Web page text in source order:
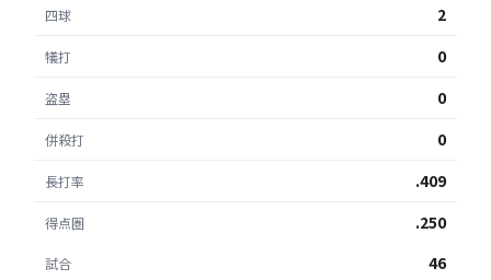
四球 2
犠打 0
盗塁 0
併殺打 0
長打率 .409
得点圏 .250
試合 46